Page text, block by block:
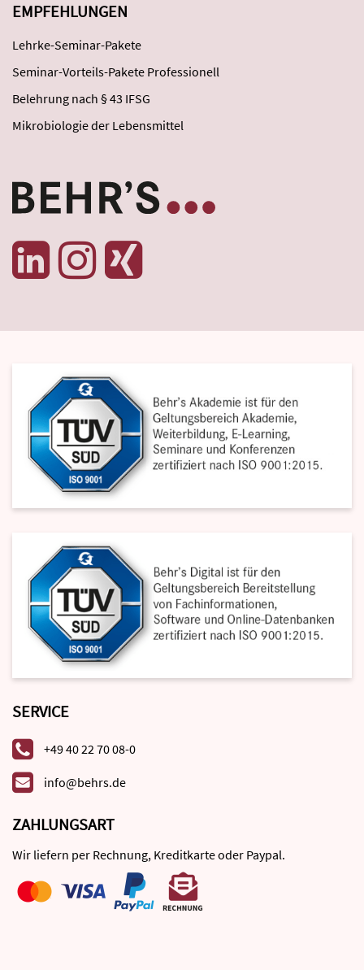
EMPFEHLUNGEN
Lehrke-Seminar-Pakete
Seminar-Vorteils-Pakete Professionell
Belehrung nach § 43 IFSG
Mikrobiologie der Lebensmittel
SERVICE
+49 40 22 70 08-0
info@behrs.de
ZAHLUNGSART
Wir liefern per Rechnung, Kreditkarte oder Paypal.